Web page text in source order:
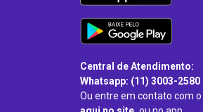
Central de Atendimento:
Whatsapp: (11) 3003-2580
Ou entre em contato com o